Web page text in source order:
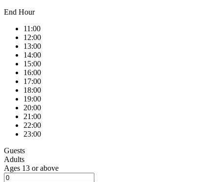
End Hour
11:00
12:00
13:00
14:00
15:00
16:00
17:00
18:00
19:00
20:00
21:00
22:00
23:00
Guests
Adults
Ages 13 or above